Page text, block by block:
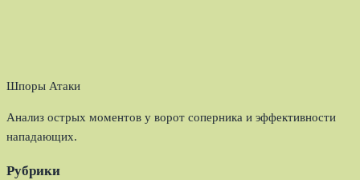
Шпоры Атаки
Анализ острых моментов у ворот соперника и эффективности
нападающих.
Рубрики